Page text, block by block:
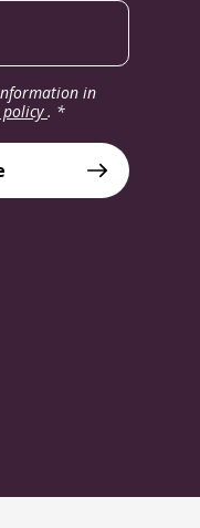
in
policy. *